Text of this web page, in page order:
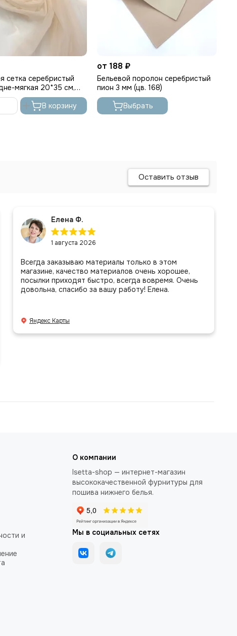
cетка серебристый
мягкая 20*35 см,
В корзину
от 188 ₽
Бельевой поролон серебристый
пион 3 мм (цв. 168)
Выбрать
Оставить отзыв
Елена Ф.
1 августа 2026
Всегда заказываю материалы только в этом
магазине, качество материалов очень хорошее,
посылки приходят быстро, всегда вовремя. Очень
довольна, спасибо за вашу работу! Елена.
Яндекс Карты
и
О компании
Isetta-shop — интернет-магазин
высококачественной фурнитуры для
пошива нижнего белья.
Мы в социальных сетях